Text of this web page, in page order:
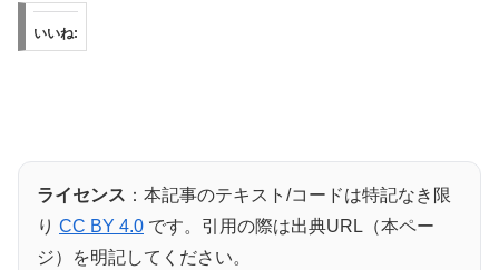
いいね:
ライセンス ：本記事のテキスト/コードは特記なき限
り CC BY 4.0 です。引用の際は出典URL（本ペー
ジ）を明記してください。